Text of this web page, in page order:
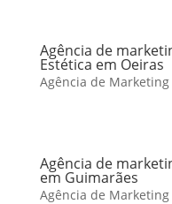
Agência de
Estética em Oeiras
Agência de
Agência de
em Guimarães
Agência de